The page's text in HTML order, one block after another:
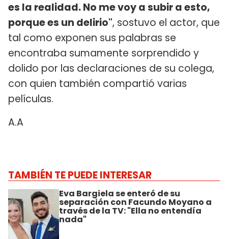
es la realidad. No me voy a subir a esto,
porque es un delirio", sostuvo el actor, que
tal como exponen sus palabras se
encontraba sumamente sorprendido y
dolido por las declaraciones de su colega,
con quien también compartió varias
películas.
A.A
TAMBIÉN TE PUEDE INTERESAR
Eva Bargiela se enteró de su
separación con Facundo Moyano a
través de la TV: "Ella no entendía
nada"